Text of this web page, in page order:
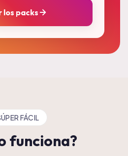
los packs
FÁCIL
funciona?